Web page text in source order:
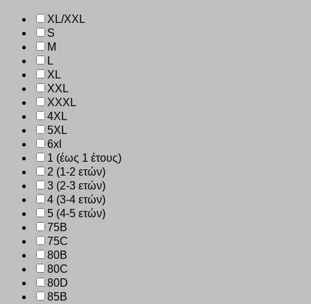
XL/XXL
S
M
L
XL
XXL
XXXL
4XL
5XL
6xl
1 (έως 1 έτους)
2 (1-2 ετών)
3 (2-3 ετών)
4 (3-4 ετών)
5 (4-5 ετών)
75B
75C
80B
80C
80D
85B